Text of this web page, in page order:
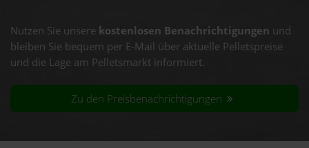
Nutzen Sie unsere kostenlosen Benachrichtigungen und
bleiben Sie bequem per E-Mail über aktuelle Pelletspreise
und die Lage am Pelletsmarkt informiert.
Zu den Preisbenachrichtigungen